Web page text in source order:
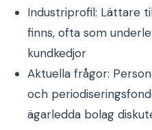
Industriprofil: Lättare
finns, ofta som
kundkedjor
Aktuella frågor:
och
ägarledda bolag